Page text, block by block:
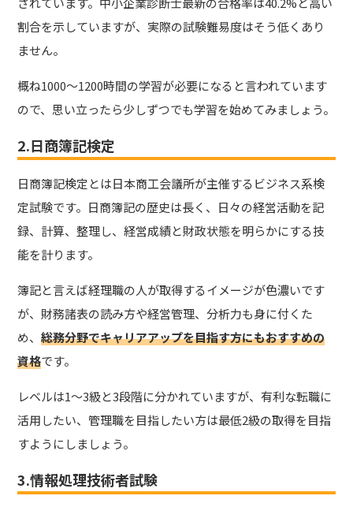
割合を示していますが、実際の試験難易度はそう低くあり
ません。
概ね1000～1200時間の学習が必要になると言われています
ので、思い立ったら少しずつでも学習を始めてみましょう。
2.日商簿記検定
日商簿記検定とは日本商工会議所が主催するビジネス系検
定試験です。日商簿記の歴史は長く、日々の経営活動を記
録、計算、整理し、経営成績と財政状態を明らかにする技
能を計ります。
簿記と言えば経理職の人が取得するイメージが色濃いです
が、財務諸表の読み方や経営管理、分析力も身に付くた
め、総務分野でキャリアアップを目指す方にもおすすめの
資格です。
レベルは1～3級と3段階に分かれていますが、有利な転職に
活用したい、管理職を目指したい方は最低2級の取得を目指
すようにしましょう。
3.情報処理技術者試験